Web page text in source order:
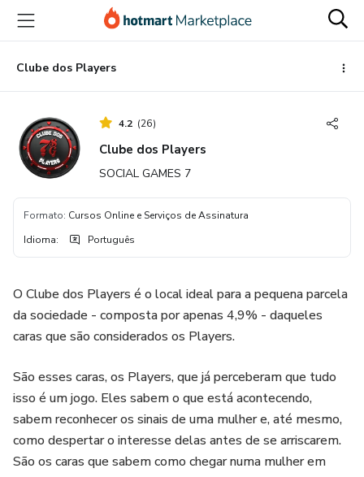
para
conteúdo
principal
para
pagamento
para
rodapé
Clube dos Players
4.2 (26)
Clube dos Players
SOCIAL GAMES 7
Formato: Cursos Online e Serviços de Assinatura
Idioma: Português
O Clube dos Players é o local ideal para a pequena parcela
da sociedade - composta por apenas 4,9% - daqueles
caras que são considerados os Players.
São esses caras, os Players, que já perceberam que tudo
isso é um jogo. Eles sabem o que está acontecendo,
sabem reconhecer os sinais de uma mulher e, até mesmo,
como despertar o interesse delas antes de se arriscarem.
São os caras que sabem como chegar numa mulher em